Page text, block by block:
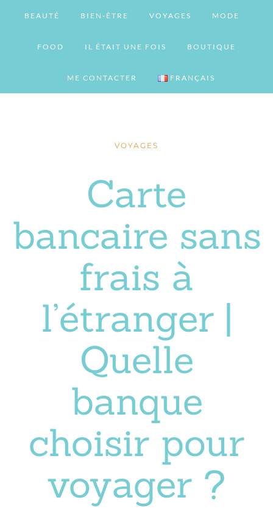
BEAUTÉ BIEN-ÊTRE VOYAGES MODE
FOOD IL ÉTAIT UNE FOIS BOUTIQUE
ME CONTACTER FRANÇAIS
VOYAGES
Carte
bancaire sans
frais à
l’étranger |
Quelle
banque
choisir pour
voyager ?